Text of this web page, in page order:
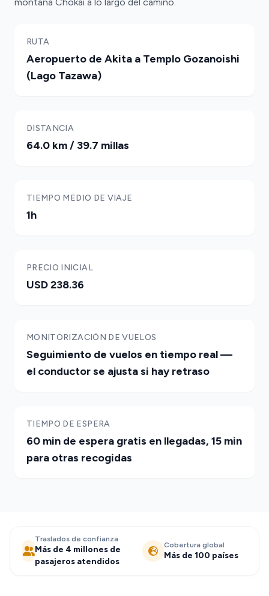
RUTA
Aeropuerto de Akita a Templo Gozanoishi
(Lago Tazawa)
DISTANCIA
64.0 km / 39.7 millas
TIEMPO MEDIO DE VIAJE
1h
PRECIO INICIAL
USD 238.36
MONITORIZACIÓN DE VUELOS
Seguimiento de vuelos en tiempo real —
el conductor se ajusta si hay retraso
TIEMPO DE ESPERA
60 min de espera gratis en llegadas, 15 min
para otras recogidas
Traslados de confianza
Más de 4 millones de
pasajeros atendidos
Cobertura global
Más de 100 países